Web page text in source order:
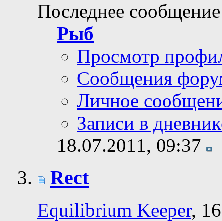
Последнее
Рыб
Просмотр
Сообщения
Личное
Записи в
18.07.2011, 09:37
Rect
Equilibrium Keeper,